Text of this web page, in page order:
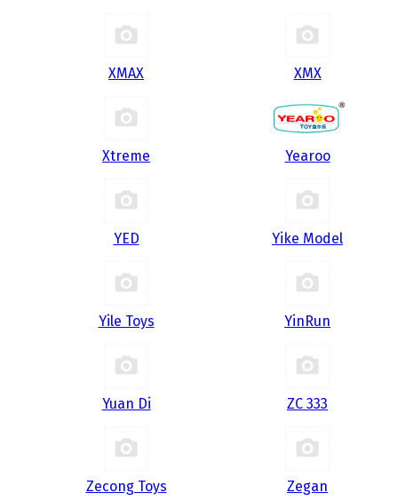
XMAX XMX
Xtreme Yearoo
YED Yike Model
Yile Toys YinRun
Yuan Di ZC 333
Zecong Toys Zegan